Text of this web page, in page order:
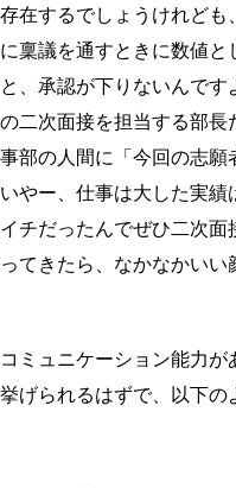
在するでしょうけれども
稟議を通すときに数値と
、承認が下りないんです
二次面接を担当する部長
部の人間に「今回の志願
やー、仕事は大した実績
チだったんでぜひ二次面
てきたら、なかなかいい
ミュニケーション能力が
げられるはずで、以下の